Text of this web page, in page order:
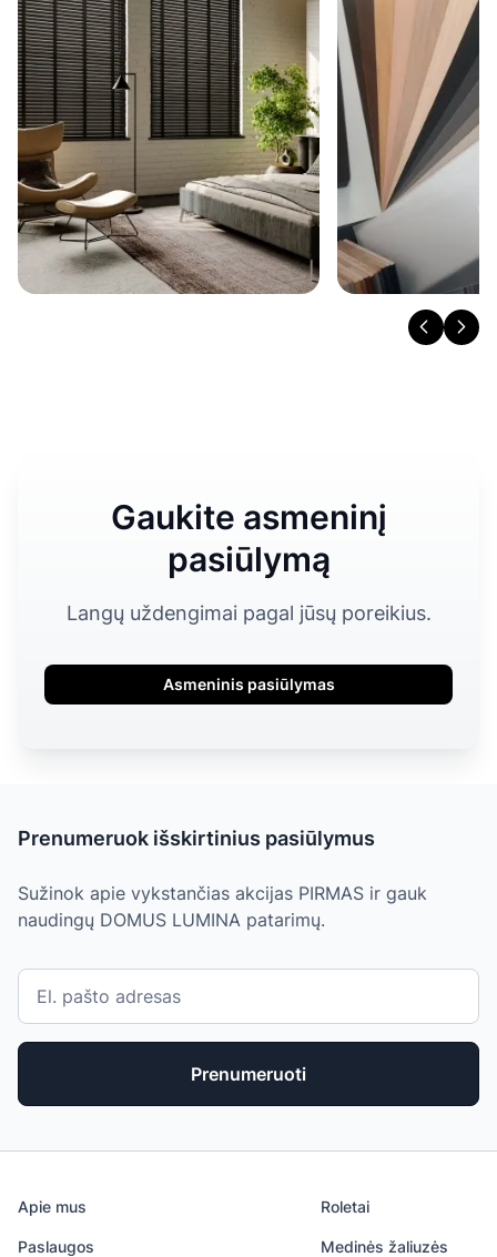
langų tipo ir asmeninių poreikių – jas galima
tvirtinti tiek nišoje, tiek ant sienos, tiek ant lango
rėmo (25 mm pločio lamelių žaliuzės su ISO
sistema). Be to, turime ir naujieną – žaliuzes be
gręžimo. Bet kuriuo iš šių atvejų profesionalus
montavimas užtikrins ne tik estetišką vaizdą, bet
ir langų uždangų ilgaamžiškumą bei sklandų
valdymą. Renkantis bambuko žaliuzes, verta
pasitikėti „Domus Lumina“ specialistais, kurie
pasirūpins visais etapais, – nuo tikslių matavimų iki
profesionalaus sumontavimo.
Gaukite asmeninį
pasiūlymą
Langų uždengimai pagal jūsų poreikius.
Asmeninis pasiūlymas
Prenumeruok išskirtinius pasiūlymus
Sužinok apie vykstančias akcijas PIRMAS ir gauk
naudingų DOMUS LUMINA patarimų.
Prenumeruoti
Apie mus
Paslaugos
Roletai
Medinės žaliuzės